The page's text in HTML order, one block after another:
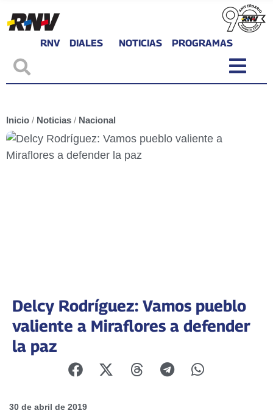
RNV DIALES NOTICIAS PROGRAMAS
Inicio / Noticias / Nacional
Delcy Rodríguez: Vamos pueblo
valiente a Miraflores a defender
la paz
30 de abril de 2019